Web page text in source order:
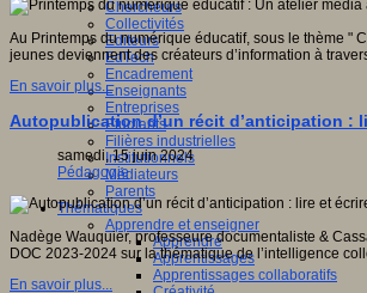
Chercheurs
Collectivités
Editeurs
EdTech
Encadrement
Enseignants
Entreprises
Etudiants
Filières industrielles
Institutionnels
Médiateurs
Parents
Thématiques
Apprendre et enseigner
Apprendre
Apprentissages
Apprentissages collaboratifs
Au Printemps du numérique éducatif, sous le thème "
jeunes deviennent des créateurs d’information à
En savoir plus...
Autopublication d’un récit d’anticipation :
samedi, 15 juin 2024
Pédagogie
Nadège Wauquier, professeure documentaliste &
DOC 2023-2024 sur la thématique de l’intelligence
En savoir plus...